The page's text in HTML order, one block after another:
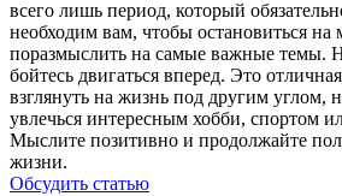
всего лишь период, который
необходим вам, чтобы остановиться на
поразмыслить на самые важные темы.
бойтесь двигаться вперед. Это
взглянуть на жизнь под другим углом,
увлечься интересным хобби, спортом
Мыслите позитивно и продолжайте
жизни.
Обсудить статью